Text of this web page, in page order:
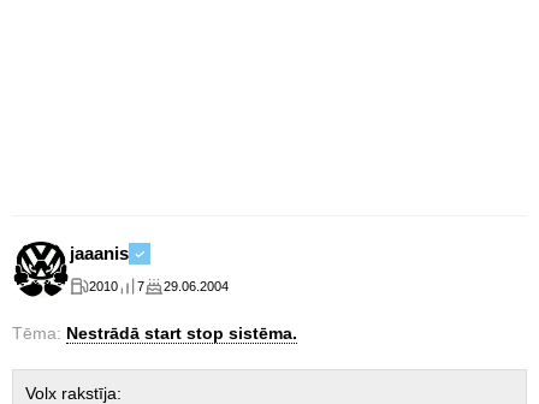
jaaanis
2010 7 29.06.2004
Tēma: Nestrādā start stop sistēma.
Volx rakstīja: